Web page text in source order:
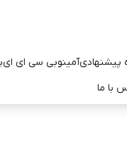
پیشنهادیآمینوبی سی ای ای
با ما